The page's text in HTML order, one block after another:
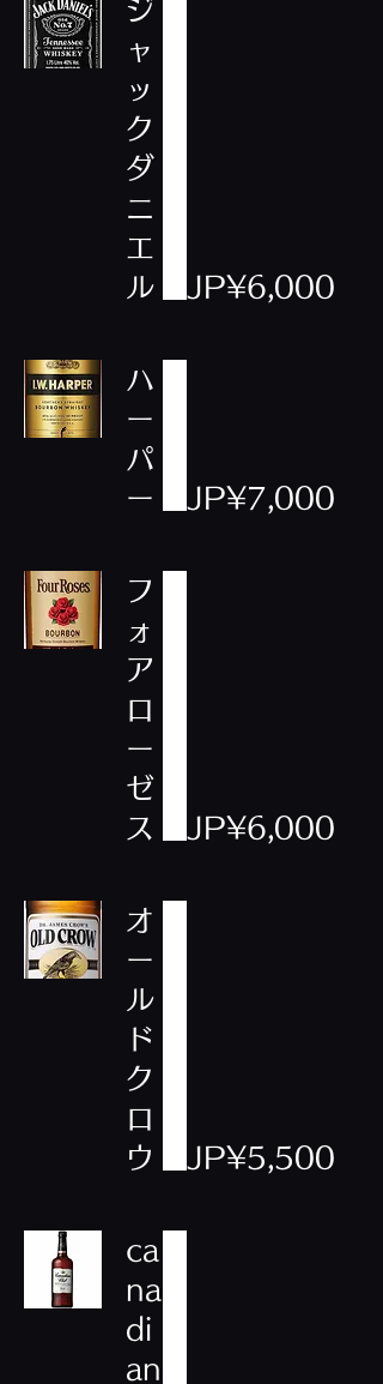
ジ
ャ
ッ
ク
ダ
ニ
エ
ル
JP¥6,000
ハ
ー
パ
ー
JP¥7,000
フ
ォ
ア
ロ
ー
ゼ
ス
JP¥6,000
オ
ー
ル
ド
ク
ロ
ウ
JP¥5,500
ca
na
di
an